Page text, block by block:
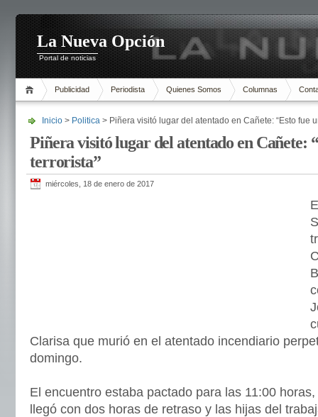
La Nueva Opción
Portal de noticias
Publicidad Periodista Quienes Somos Columnas
Inicio > Politica > Piñera visitó lugar del atentado en Cañete: “Esto fue
Piñera visitó lugar del atentado en Cañete:
terrorista”
miércoles, 18 de enero de 2017
Clarisa que murió en el atentado incendiario
domingo.
El encuentro estaba pactado para las 11:00
llegó con dos horas de retraso y las hijas del